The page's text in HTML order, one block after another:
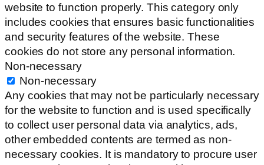
website to function properly. This category only
includes cookies that ensures basic functionalities
and security features of the website. These
cookies do not store any personal information.
Non-necessary
Non-necessary
Any cookies that may not be particularly necessary
for the website to function and is used specifically
to collect user personal data via analytics, ads,
other embedded contents are termed as non-
necessary cookies. It is mandatory to procure user